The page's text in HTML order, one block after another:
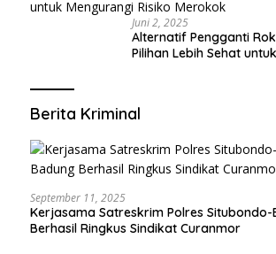
Juni 2, 2025
Alternatif Pengganti
Pilihan Lebih Sehat
Berita Kriminal
September 11, 2025
Kerjasama Satreskrim Polres Situbondo-
Berhasil Ringkus Sindikat Curanmor